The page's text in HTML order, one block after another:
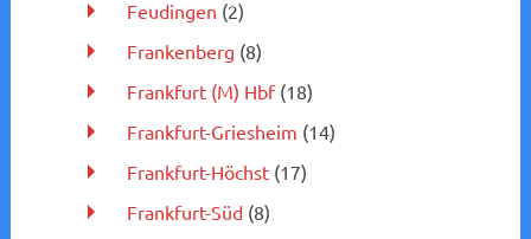
Feudingen (2)
Frankenberg (8)
Frankfurt (M) Hbf(18)
Frankfurt-Griesheim (14)
Frankfurt-Höchst(17)
Frankfurt-Süd(8)